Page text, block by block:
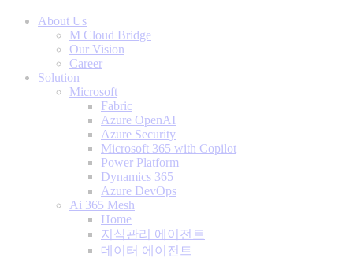
About Us
M Cloud Bridge
Our Vision
Career
Solution
Microsoft
Fabric
Azure OpenAI
Azure Security
Microsoft 365 with Copilot
Power Platform
Dynamics 365
Azure DevOps
Ai 365 Mesh
Home
지식관리 에이전트
데이터 에이전트